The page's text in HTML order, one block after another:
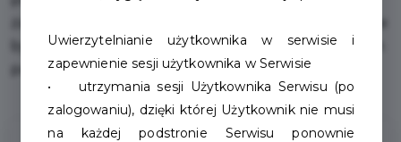
zakupów. Staramy się, aby zakupy w naszym sklepie
były komfortowe i dostosowane do indywidualnych
potrzeb każdej osoby.
Uwierzytelnianie użytkownika w serwisie i
zapewnienie sesji użytkownika w Serwisie
• utrzymania sesji Użytkownika Serwisu (po
zalogowaniu), dzięki której Użytkownik nie musi
na każdej podstronie Serwisu ponownie